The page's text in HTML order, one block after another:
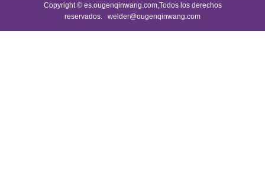
Copyright © es.ougenqinwang.com,Todos los derechos
reservados. welder@ougenqinwang.com